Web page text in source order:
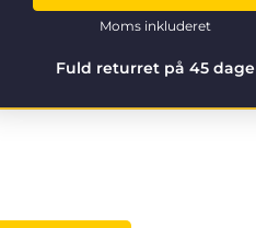
Fuld returret på 45 dage
Moms inkluderet